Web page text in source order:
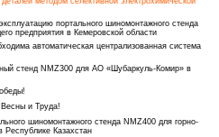
портального шиномонтажного стенда
предприятия в Кемеровской области
автоматическая централизованная система
стенд NMZ300 для АО «Шубаркуль-Комир» в
и Труда!
шиномонтажного стенда NMZ400 для горно-
Республике Казахстан